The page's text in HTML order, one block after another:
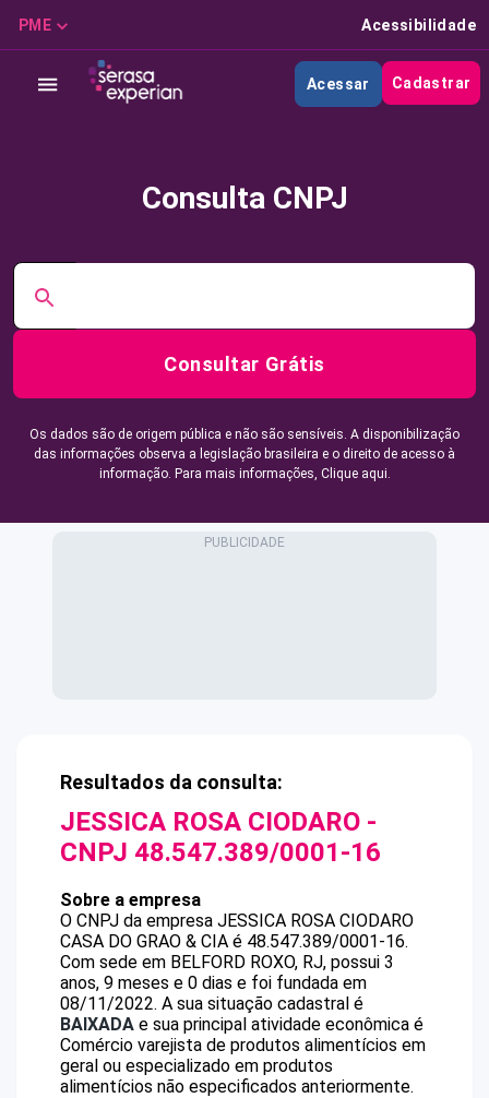
PME Acessibilidade
Acessar Cadastrar
Consulta CNPJ
Consultar Grátis
Os dados são de origem pública e não são sensíveis. A disponibilização
das informações observa a legislação brasileira e o direito de acesso à
informação. Para mais informações, Clique aqui.
Resultados da consulta:
JESSICA ROSA CIODARO -
CNPJ 48.547.389/0001-16
Sobre a empresa
O CNPJ da empresa JESSICA ROSA CIODARO
CASA DO GRAO & CIA é 48.547.389/0001-16.
Com sede em BELFORD ROXO, RJ, possui 3
anos, 9 meses e 0 dias e foi fundada em
08/11/2022. A sua situação cadastral é
BAIXADA e sua principal atividade econômica é
Comércio varejista de produtos alimentícios em
geral ou especializado em produtos
alimentícios não especificados anteriormente.